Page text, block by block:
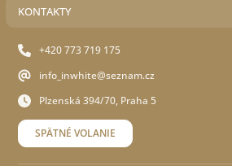
KONTAKTY
+420 773 719 175
info_inwhite@seznam.cz
Plzenská 394/70, Praha 5
SPÄTNÉ VOLANIE